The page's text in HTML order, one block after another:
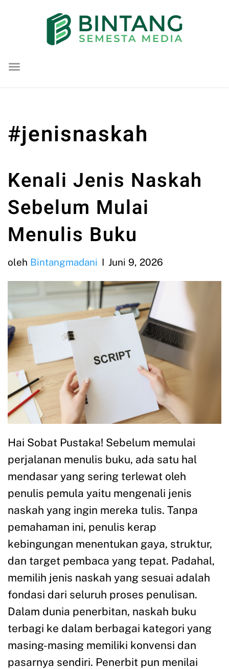
konten
#jenisnaskah
Kenali Jenis Naskah
Sebelum Mulai
Menulis Buku
oleh Bintangmadani Juni 9, 2026
Hai Sobat Pustaka! Sebelum memulai
perjalanan menulis buku, ada satu hal
mendasar yang sering terlewat oleh
penulis pemula yaitu mengenali jenis
naskah yang ingin mereka tulis. Tanpa
pemahaman ini, penulis kerap
kebingungan menentukan gaya, struktur,
dan target pembaca yang tepat. Padahal,
memilih jenis naskah yang sesuai adalah
fondasi dari seluruh proses penulisan.
Dalam dunia penerbitan, naskah buku
terbagi ke dalam berbagai kategori yang
masing-masing memiliki konvensi dan
pasarnya sendiri. Penerbit pun menilai